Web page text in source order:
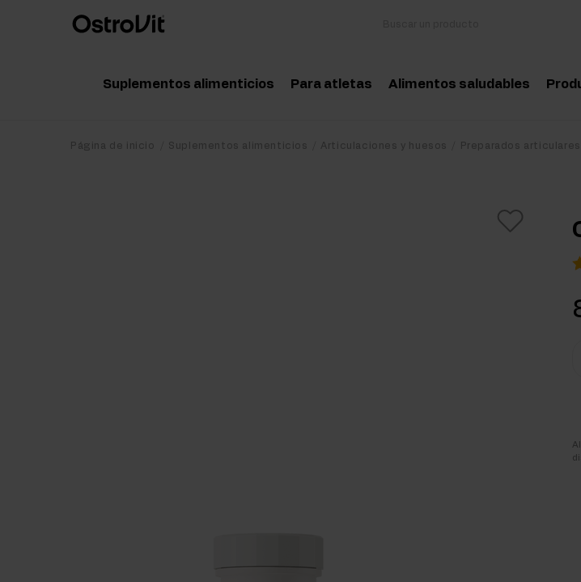
Suplementos alimenticios
Producto recomendado
Para atletas Alimentos saludables
Mantequilla de frutos
Página de inicio Suplementos alimenticios Articulaciones y huesos Preparados